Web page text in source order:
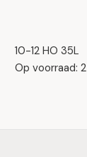
10-12 HO 35L
Op voorraad: 2